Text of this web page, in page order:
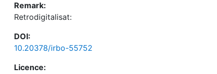
Remark:
Retrodigitalisat:
DOI:
10.20378/irbo-55752
Licence: